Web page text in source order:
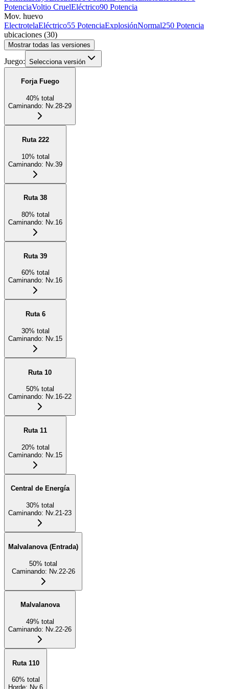
PotenciaVoltio CruelEléctrico90 Potencia
Mov. huevo
ElectrotelaEléctrico55 PotenciaExplosiónNormal250 Potencia
ubicaciones (30)
Mostrar todas las versiones
Juego: Selecciona versión
Forja Fuego
40% total
Caminando: Nv.28-29
Ruta 222
10% total
Caminando: Nv.39
Ruta 38
80% total
Caminando: Nv.16
Ruta 39
60% total
Caminando: Nv.16
Ruta 6
30% total
Caminando: Nv.15
Ruta 10
50% total
Caminando: Nv.16-22
Ruta 11
20% total
Caminando: Nv.15
Central de Energía
30% total
Caminando: Nv.21-23
Malvalanova (Entrada)
50% total
Caminando: Nv.22-26
Malvalanova
49% total
Caminando: Nv.22-26
Ruta 110
60% total
Horde: Nv.6